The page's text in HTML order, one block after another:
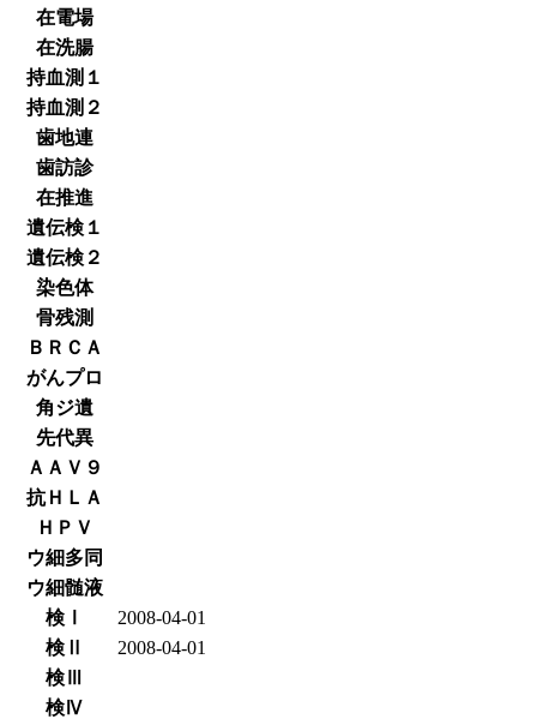
在電場
在洗腸
持血測１
持血測２
歯地連
歯訪診
在推進
遺伝検１
遺伝検２
染色体
骨残測
ＢＲＣＡ
がんプロ
角ジ遺
先代異
ＡＡＶ９
抗ＨＬＡ
ＨＰＶ
ウ細多同
ウ細髄液
検Ⅰ
2008-04-01
検Ⅱ
2008-04-01
検Ⅲ
検Ⅳ